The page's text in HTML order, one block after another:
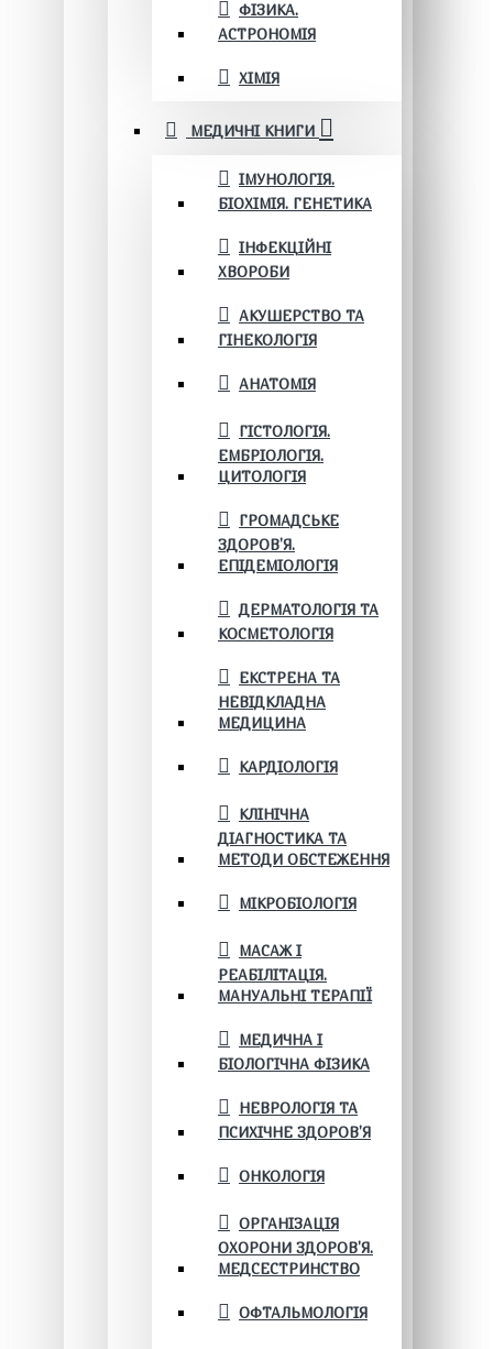
ФІЗИКА.
АСТРОНОМІЯ
ХІМІЯ
МЕДИЧНІ КНИГИ
ІМУНОЛОГІЯ.
БІОХІМІЯ. ГЕНЕТИКА
ІНФЕКЦІЙНІ
ХВОРОБИ
АКУШЕРСТВО ТА
ГІНЕКОЛОГІЯ
АНАТОМІЯ
ГІСТОЛОГІЯ.
ЕМБРІОЛОГІЯ.
ЦИТОЛОГІЯ
ГРОМАДСЬКЕ
ЗДОРОВ’Я.
ЕПІДЕМІОЛОГІЯ
ДЕРМАТОЛОГІЯ ТА
КОСМЕТОЛОГІЯ
ЕКСТРЕНА ТА
НЕВІДКЛАДНА
МЕДИЦИНА
КАРДІОЛОГІЯ
КЛІНІЧНА
ДІАГНОСТИКА ТА
МЕТОДИ ОБСТЕЖЕННЯ
МІКРОБІОЛОГІЯ
МАСАЖ І
РЕАБІЛІТАЦІЯ.
МАНУАЛЬНІ ТЕРАПІЇ
МЕДИЧНА І
БІОЛОГІЧНА ФІЗИКА
НЕВРОЛОГІЯ ТА
ПСИХІЧНЕ ЗДОРОВ’Я
ОНКОЛОГІЯ
ОРГАНІЗАЦІЯ
ОХОРОНИ ЗДОРОВ'Я.
МЕДСЕСТРИНСТВО
ОФТАЛЬМОЛОГІЯ